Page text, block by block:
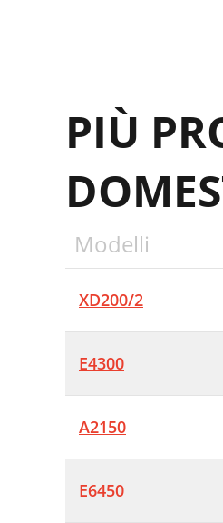
PIÙ
Modelli
XD200/2
E4300
A2150
E6450